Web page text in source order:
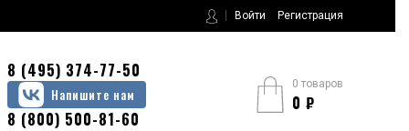
Войти Регистрация
8 (495) 374-77-50
Напишите нам
8 (800) 500-81-60
0 товаров
0 ₽